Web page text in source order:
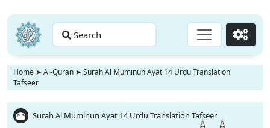
Search Go
Home ➤ Al-Quran ➤ Surah Al Muminun Ayat 14 Urdu Translation
Tafseer
Surah Al Muminun Ayat 14 Urdu Translation Tafseer